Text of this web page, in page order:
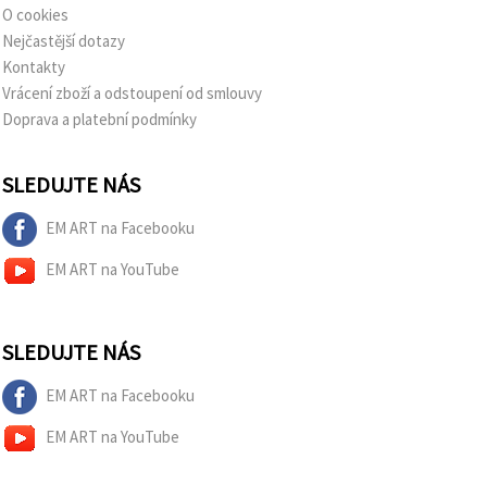
O cookies
Nejčastější dotazy
Kontakty
Vrácení zboží a odstoupení od smlouvy
Doprava a platební podmínky
SLEDUJTE NÁS
EM ART na Facebooku
EM ART na YouTube
SLEDUJTE NÁS
EM ART na Facebooku
EM ART na YouTube